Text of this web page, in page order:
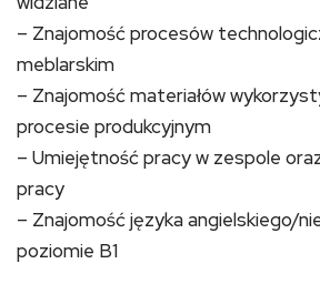
– Znajomość procesów
meblarskim
– Znajomość materiałów
procesie produkcyjnym
– Umiejętność pracy w zespole
pracy
– Znajomość języka angielskiego/
poziomie B1